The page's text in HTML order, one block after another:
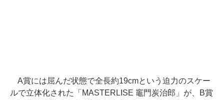
A賞には屈んだ状態で全長約19cmという迫力のスケー
ルで立体化された「MASTERLISE 竈門炭治郎」が、B賞